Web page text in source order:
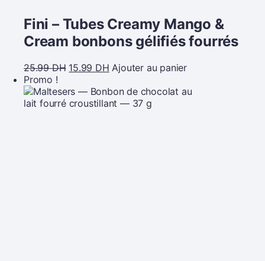
Fini – Tubes Creamy Mango &
Cream bonbons gélifiés fourrés
25.99DH 15.99 DH Ajouter au panier
Promo !